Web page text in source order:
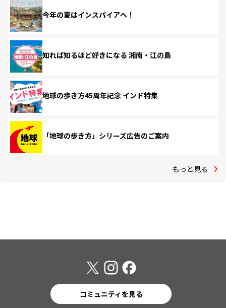
今年の夏はインスパイアへ！
知れば知るほど好きになる 湘南・江の島
地球の歩き方45周年記念 インド特集
「地球の歩き方」シリーズ広告のご案内
もっと見る
コミュニティを見る